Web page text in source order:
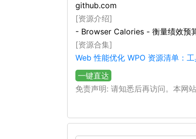
github.com
[资源介绍]
- Browser Calories - 衡量绩效预
[资源合集]
Web 性能优化 WPO 资源清单：
一键直达
免责声明: 请知悉后再访问。本网